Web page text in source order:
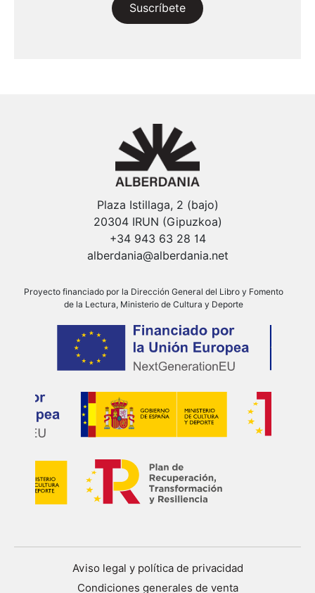
Suscríbete
Plaza Istillaga, 2 (bajo)
20304 IRUN (Gipuzkoa)
+34 943 63 28 14
alberdania@alberdania.net
Proyecto financiado por la Dirección General del Libro y Fomento
de la Lectura, Ministerio de Cultura y Deporte
Aviso legal y política de privacidad
Condiciones generales de venta